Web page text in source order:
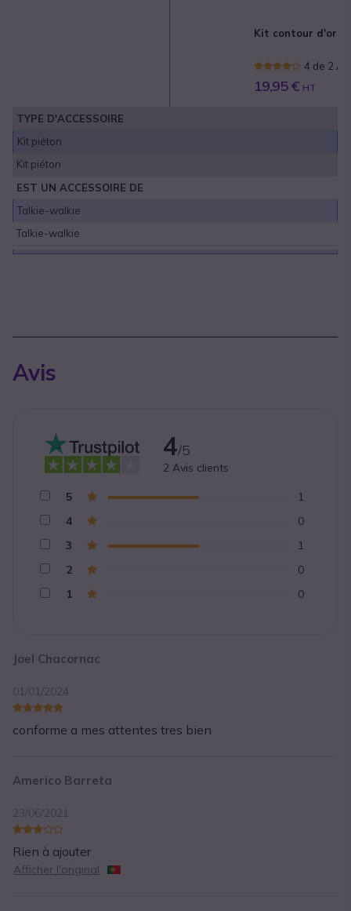
Kit contour
4 de 2
19,95 € HT
TYPE D'ACCESSOIRE
Kit piéton
Kit piéton
EST UN ACCESSOIRE DE
Talkie-walkie
Talkie-walkie
Avis
Joel Chacornac
01/01/2024
conforme a mes attentes tres bien
Americo Barreta
23/06/2021
Rien à ajouter
Afficher l'original
4/5
2 Avis clients
5
1
4
0
3
1
2
0
1
0